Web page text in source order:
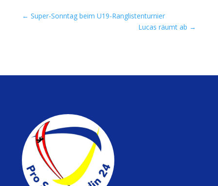
← Super-Sonntag beim U19-Ranglistenturnier
Lucas räumt ab →